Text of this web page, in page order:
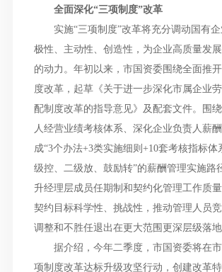
全面深化“三项制度”改革
实施“三项制度”改革将充分调动国有企
极性、主动性、创造性，为企业高质量发
的动力。年初以来，市国资委围绕全面推
度改革，起草《关于进一步深化市属企业
配制度改革的指导意见》及配套文件。围
人经营业绩考核体系、深化企业负责人薪
成“3个办法+3类实施细则+10套考核指标体
级控、二级放、鼓励转”的薪酬管理实施路
升经理层成员任期制和契约化管理工作质
契约目标科学性、挑战性，推动管理人员
调整和不胜任退出在更大范围更深层级落地
据介绍，今年二季度，市国资委将在市
项制度改革达标升级攻坚行动，创建改革